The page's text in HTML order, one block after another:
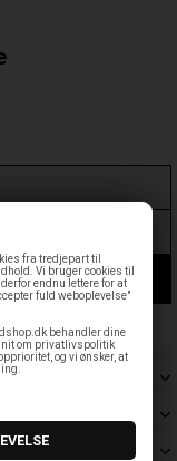
fra tredjepart til
Vi bruger cookies til
endnu lettere for at
fuld weboplevelse"
behandler dine
om privatlivspolitik
og vi ønsker, at